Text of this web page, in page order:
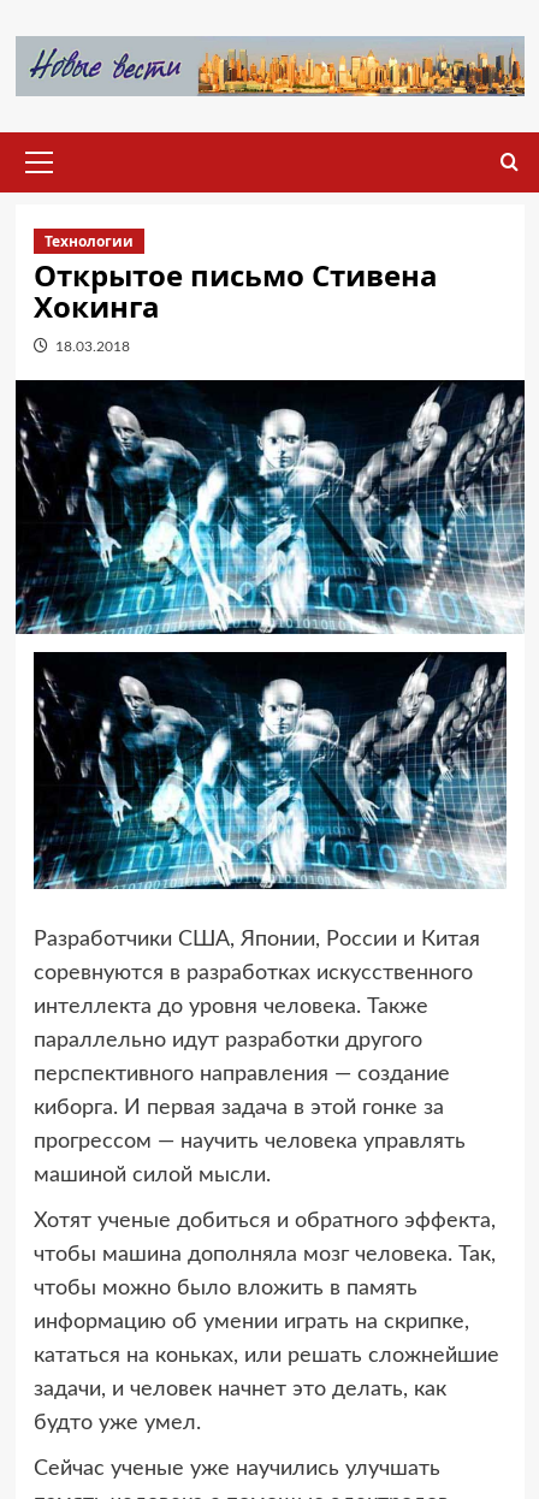
содержимому
меню
Технологии
Открытое письмо Стивена
Хокинга
18.03.2018
Разработчики США, Японии, России и Китая
соревнуются в разработках искусственного
интеллекта до уровня человека. Также
параллельно идут разработки другого
перспективного направления — создание
киборга. И первая задача в этой гонке за
прогрессом — научить человека управлять
машиной силой мысли.
Хотят ученые добиться и обратного эффекта,
чтобы машина дополняла мозг человека. Так,
чтобы можно было вложить в память
информацию об умении играть на скрипке,
кататься на коньках, или решать сложнейшие
задачи, и человек начнет это делать, как
будто уже умел.
Сейчас ученые уже научились улучшать